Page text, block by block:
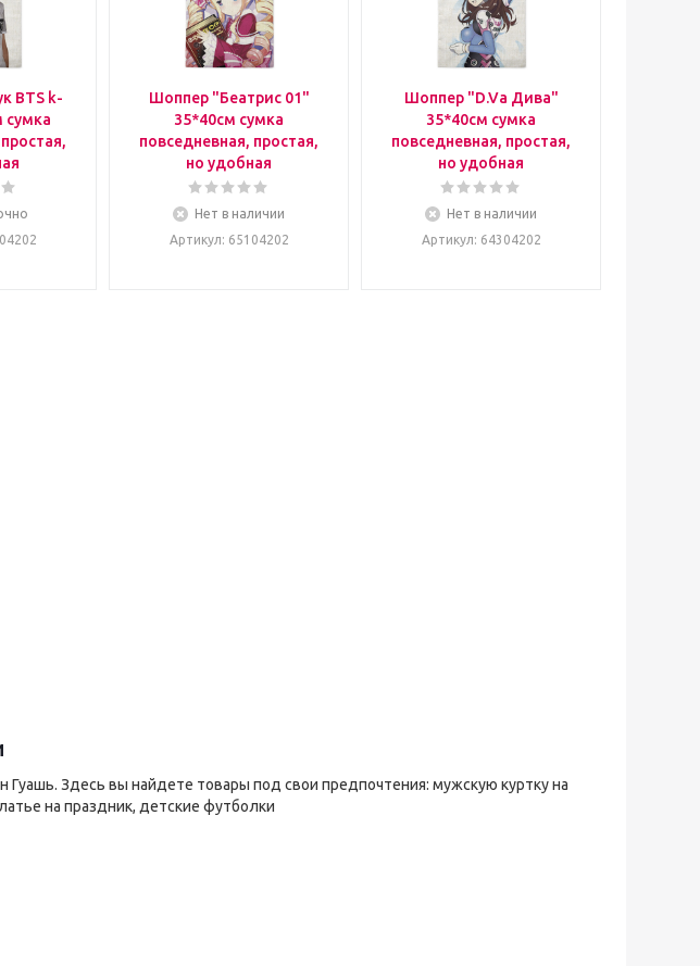
BTS k-
сумка
Шоппер "Беатрис 01"
35*40см сумка
повседневная, простая,
но удобная
Нет в наличии
Артикул: 65104202
Шоппер "D.Va Дива"
35*40см сумка
повседневная, простая,
но удобная
Нет в наличии
Артикул: 64304202
Гуашь. Здесь вы найдете товары под свои предпочтения: мужскую куртку на
на праздник, детские футболки